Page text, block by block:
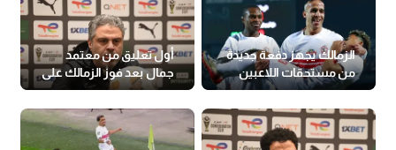
الزمالك يجهز دفعة جديدة
من مستحقات اللاعبين
أول تعليق من معتمد
جمال بعد فوز الزمالك على
شباب بلوزداد